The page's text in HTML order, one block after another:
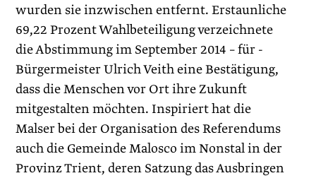
wurden sie inzwischen entfernt. Erstaunliche
69,22 Prozent Wahlbeteiligung verzeichnete
die Abstimmung im September 2014 – für ­
Bürgermeister Ulrich Veith eine Bestätigung,
dass die Menschen vor Ort ihre Zukunft
mitgestalten möchten. Inspiriert hat die
Malser bei der Organisation des Referendums
auch die Gemeinde Malosco im Nonstal in der
Provinz Trient, deren Satzung das Ausbringen